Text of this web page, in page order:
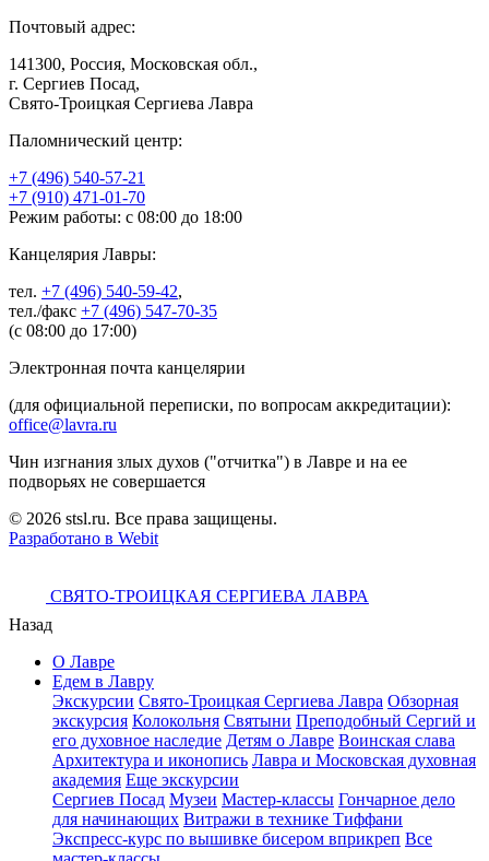
Почтовый адрес:
141300, Россия, Московская обл.,
г. Сергиев Посад,
Свято-Троицкая Сергиева Лавра
Паломнический центр:
+7 (496) 540-57-21
+7 (910) 471-01-70
Режим работы: с 08:00 до 18:00
Канцелярия Лавры:
тел. +7 (496) 540-59-42,
тел./факс +7 (496) 547-70-35
(с 08:00 до 17:00)
Электронная почта канцелярии
(для официальной переписки, по вопросам аккредитации):
office@lavra.ru
Чин изгнания злых духов ("отчитка") в Лавре и на ее
подворьях не совершается
© 2026 stsl.ru. Все права защищены.
Разработано в Webit
СВЯТО-ТРОИЦКАЯ СЕРГИЕВА ЛАВРА
Назад
О Лавре
Едем в Лавру
Экскурсии Свято-Троицкая Сергиева Лавра Обзорная
экскурсия Колокольня Святыни Преподобный Сергий и
его духовное наследие Детям о Лавре Воинская слава
Архитектура и иконопись Лавра и Московская духовная
академия Еще экскурсии
Сергиев Посад Музеи Мастер-классы Гончарное дело
для начинающих Витражи в технике Тиффани
Экспресс-курс по вышивке бисером вприкреп Все